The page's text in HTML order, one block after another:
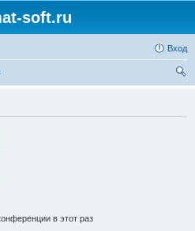
soft.ru
Вход
в этот раз